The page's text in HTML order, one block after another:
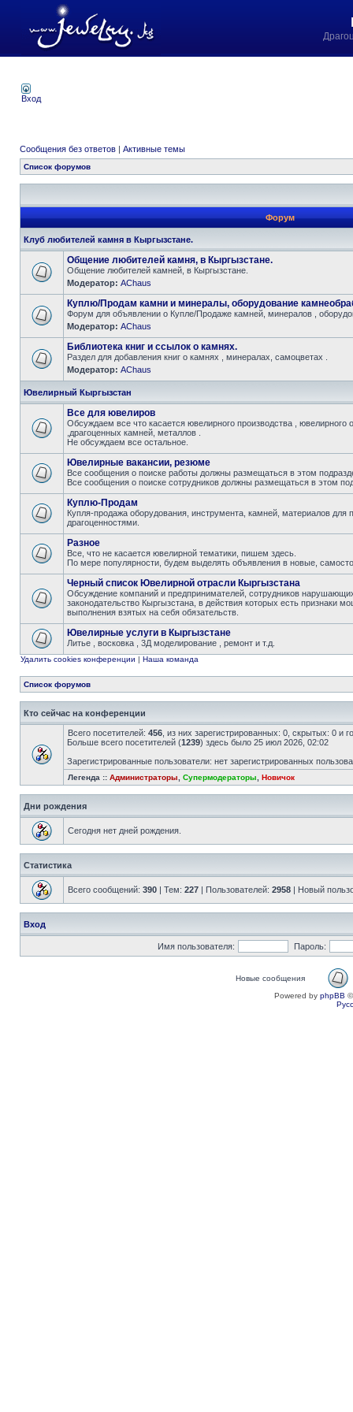
Вход
Сообщения без ответов | Активные темы
Список форумов
Форум
Клуб любителей камня в Кыргызстане.
Общение любителей камня, в Кыргызстане.
Общение любителей камней, в Кыргызстане.
Модератор: AChaus
Куплю/Продам камни и минералы, оборудование
Форум для объявлении о Купле/Продаже камней, минералов ,
Модератор: AChaus
Библиотека книг и ссылок о камнях.
Раздел для добавления книг о камнях , минералах, самоцветах .
Модератор: AChaus
Ювелирный Кыргызстан
Все для ювелиров
Обсуждаем все что касается ювелирного производства , ювелирного
,драгоценных камней, металлов .
Не обсуждаем все остальное.
Ювелирные вакансии, резюме
Все сообщения о поиске работы должны размещаться в этом
Все сообщения о поиске сотрудников должны размещаться в этом
Куплю-Продам
Купля-продажа оборудования, инструмента, камней, материалов для
драгоценностями.
Разное
Все, что не касается ювелирной тематики, пишем здесь.
По мере популярности, будем выделять объявления в новые,
Черный список Ювелирной отрасли Кыргызстана
Обсуждение компаний и предпринимателей, сотрудников
законодательство Кыргызстана, в действия которых есть признаки
выполнения взятых на себя обязательств.
Ювелирные услуги в Кыргызстане
Литье , восковка , 3Д моделирование , ремонт и т.д.
Удалить cookies конференции | Наша команда
Список форумов
Кто сейчас на конференции
Всего посетителей: 456 , из них зарегистрированных: 0, скрытых: 0 и
Больше всего посетителей (1239) здесь было 25 июл 2026, 02:02
Зарегистрированные пользователи: нет зарегистрированных
Легенда :: Администраторы Супермодераторы Новичок
Дни рождения
Сегодня нет дней рождения.
Статистика
Всего сообщений: 390 | Тем: 227 | Пользователей: 2958 | Новый
Вход
Имя пользователя: Пароль:
Новые сообщения
Powered by phpBB